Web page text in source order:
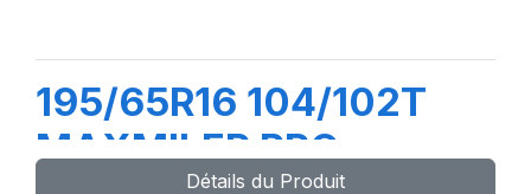
195/65R16 104/102T
MAXMILER PRO
Détails du Produit